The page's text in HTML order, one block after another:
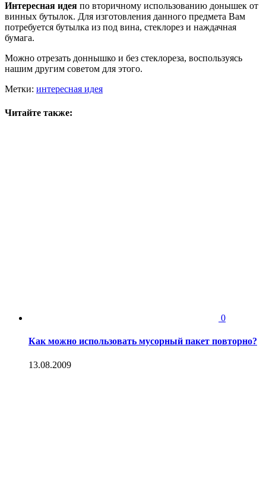
Интересная идея по вторичному использованию донышек от
винных бутылок. Для изготовления данного предмета Вам
потребуется бутылка из под вина, стеклорез и наждачная
бумага.
Можно отрезать доннышко и без стеклореза, воспользуясь
нашим другим советом для этого.
Метки: интересная идея
Читайте также:
0
Как можно использовать мусорный пакет повторно?
13.08.2009